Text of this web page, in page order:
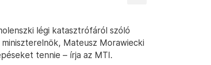
légi katasztrófáról szóló
Mateusz Morawiecki
tennie – írja az MTI.